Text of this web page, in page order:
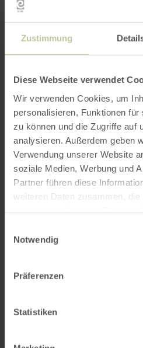
Zustimmung
Diese Webseite verwendet
Wir verwenden Cookies, um
personalisieren, Funktionen
zu können und die Zugriffe auf
analysieren. Außerdem geben
Verwendung unserer Website
soziale Medien, Werbung und
Partner führen diese
weiteren Daten zusammen,
Notwendig
Präferenzen
Statistiken
Werte basieren auf
unterschiedlicher
You)
„Saubere Räume.“
97%